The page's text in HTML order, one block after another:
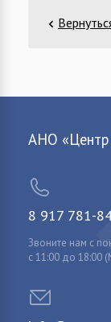
АНО «Центр
8 917 781-
Звоните нам с
с 11:00 до 18:00